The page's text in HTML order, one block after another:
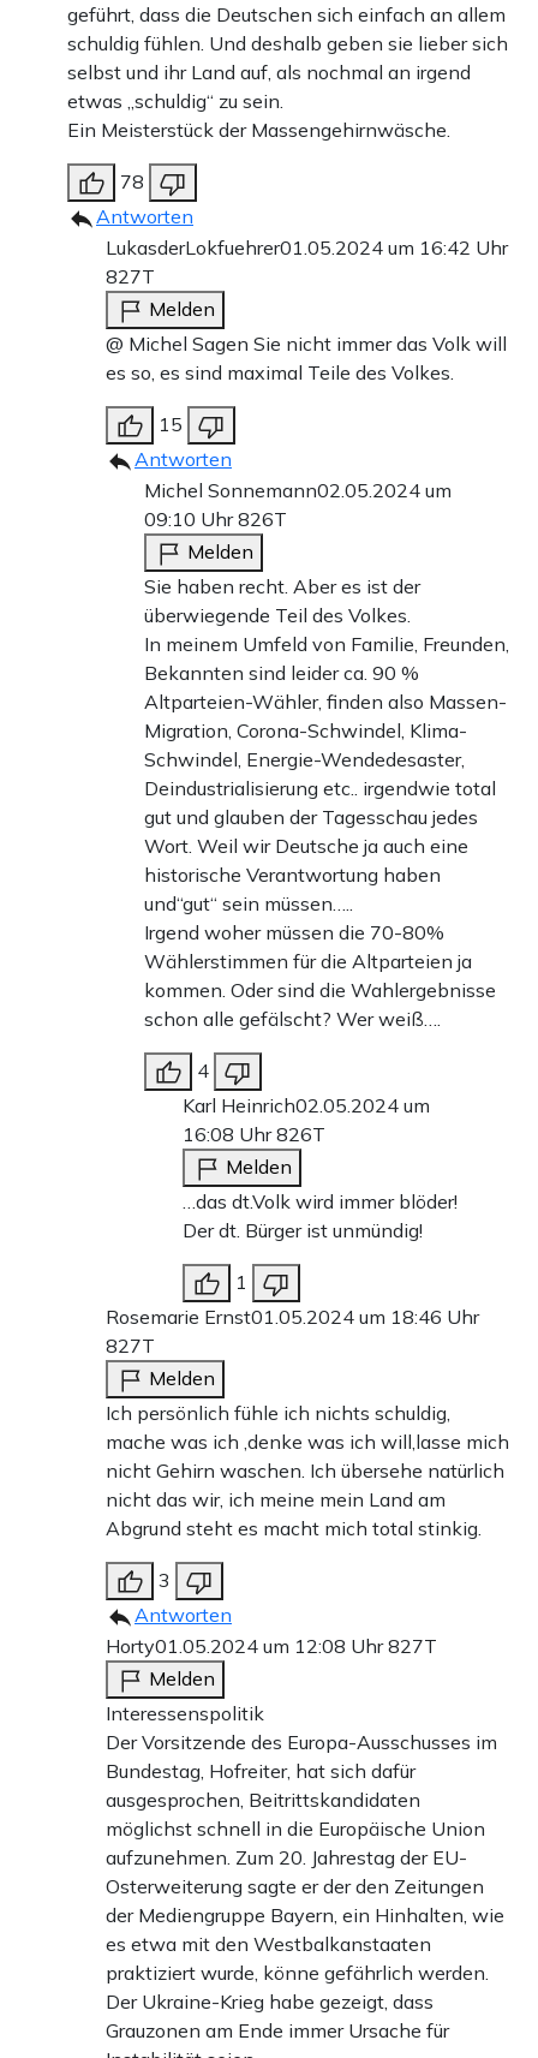
geführt, dass die Deutschen sich einfach an allem
schuldig fühlen. Und deshalb geben sie lieber sich
selbst und ihr Land auf, als nochmal an irgend
etwas „schuldig“ zu sein.
Ein Meisterstück der Massengehirnwäsche.
78
Antworten
LukasderLokfuehrer01.05.2024 um 16:42 Uhr
827T
Melden
@ Michel Sagen Sie nicht immer das Volk will
es so, es sind maximal Teile des Volkes.
15
Antworten
Michel Sonnemann02.05.2024 um
09:10 Uhr826T
Melden
Sie haben recht. Aber es ist der
überwiegende Teil des Volkes.
In meinem Umfeld von Familie, Freunden,
Bekannten sind leider ca. 90 %
Altparteien-Wähler, finden also Massen-
Migration, Corona-Schwindel, Klima-
Schwindel, Energie-Wendedesaster,
Deindustrialisierung etc.. irgendwie total
gut und glauben der Tagesschau jedes
Wort. Weil wir Deutsche ja auch eine
historische Verantwortung haben
und“gut“ sein müssen…..
Irgend woher müssen die 70-80%
Wählerstimmen für die Altparteien ja
kommen. Oder sind die Wahlergebnisse
schon alle gefälscht? Wer weiß….
4
Karl Heinrich02.05.2024 um
16:08 Uhr826T
Melden
…das dt.Volk wird immer blöder!
Der dt. Bürger ist unmündig!
1
Rosemarie Ernst01.05.2024 um 18:46 Uhr
827T
Melden
Ich persönlich fühle ich nichts schuldig,
mache was ich ,denke was ich will,lasse mich
nicht Gehirn waschen. Ich übersehe natürlich
nicht das wir, ich meine mein Land am
Abgrund steht es macht mich total stinkig.
3
Antworten
Horty01.05.2024 um 12:08 Uhr827T
Melden
Interessenspolitik
Der Vorsitzende des Europa-Ausschusses im
Bundestag, Hofreiter, hat sich dafür
ausgesprochen, Beitrittskandidaten
möglichst schnell in die Europäische Union
aufzunehmen. Zum 20. Jahrestag der EU-
Osterweiterung sagte er der den Zeitungen
der Mediengruppe Bayern, ein Hinhalten, wie
es etwa mit den Westbalkanstaaten
praktiziert wurde, könne gefährlich werden.
Der Ukraine-Krieg habe gezeigt, dass
Grauzonen am Ende immer Ursache für